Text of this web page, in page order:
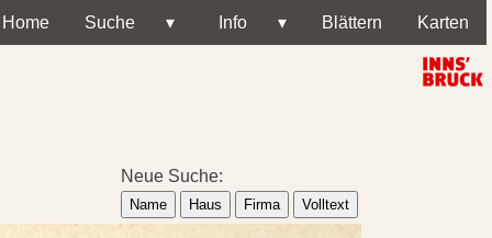
Home Suche ▾ Info ▾ Blättern Karten
Neue Suche:
Name Haus Firma Volltext